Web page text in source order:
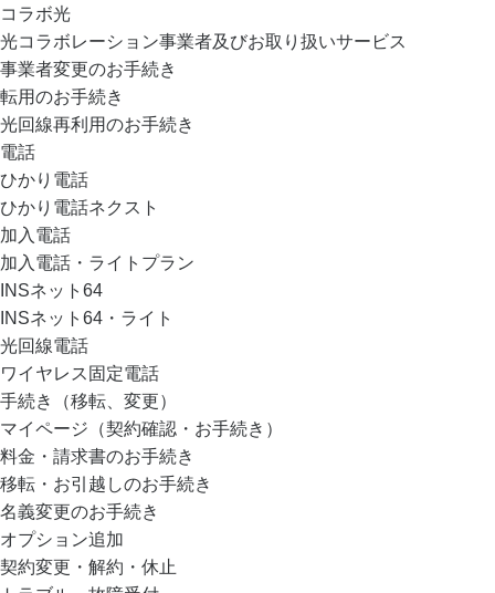
コラボ光
光コラボレーション事業者及びお取り扱いサービス
事業者変更のお手続き
転用のお手続き
光回線再利用のお手続き
電話
ひかり電話
ひかり電話ネクスト
加入電話
加入電話・ライトプラン
INSネット64
INSネット64・ライト
光回線電話
ワイヤレス固定電話
手続き（移転、変更）
マイページ（契約確認・お手続き）
料金・請求書のお手続き
移転・お引越しのお手続き
名義変更のお手続き
オプション追加
契約変更・解約・休止